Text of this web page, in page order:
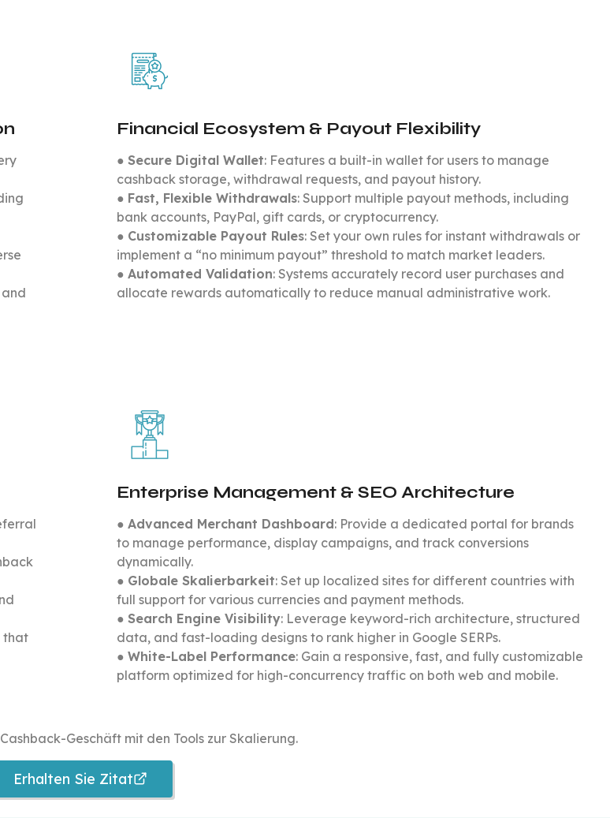
Financial Ecosystem & Payout Flexibility
● Secure Digital Wallet: Features a built-in wallet for users to manage
cashback storage, withdrawal requests, and payout history.
● Fast, Flexible Withdrawals: Support multiple payout methods, including
bank accounts, PayPal, gift cards, or cryptocurrency.
● Customizable Payout Rules: Set your own rules for instant withdrawals or
implement a “no minimum payout” threshold to match market leaders.
● Automated Validation: Systems accurately record user purchases and
allocate rewards automatically to reduce manual administrative work.
that
Enterprise Management & SEO Architecture
● Advanced Merchant Dashboard: Provide a dedicated portal for brands
to manage performance, display campaigns, and track conversions
dynamically.
● Globale Skalierbarkeit: Set up localized sites for different countries with
full support for various currencies and payment methods.
● Search Engine Visibility: Leverage keyword-rich architecture, structured
data, and fast-loading designs to rank higher in Google SERPs.
● White-Label Performance: Gain a responsive, fast, and fully customizable
platform optimized for high-concurrency traffic on both web and mobile.
Geschäft mit den Tools zur Skalierung.
Erhalten Sie Zitat